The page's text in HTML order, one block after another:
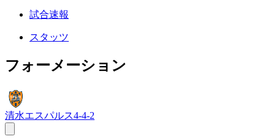
試合速報
スタッツ
フォーメーション
清水エスパルス4-4-2